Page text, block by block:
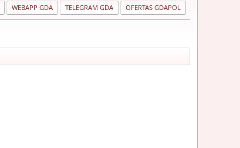
WEBAPP GDA TELEGRAM GDA OFERTAS GDAPOL